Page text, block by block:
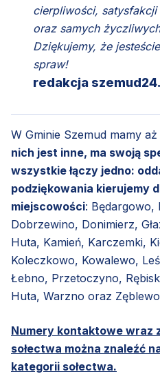
cierpliwości, satysfakcji
oraz samych
Dziękujemy, że
spraw!
redakcja
W Gminie Szemud mamy aż
nich jest inne, ma swoją
wszystkie łączy jedno:
podziękowania kierujemy
miejscowości: Będargowo,
Dobrzewino, Donimierz,
Huta, Kamień, Karczemki,
Koleczkowo, Kowalewo,
Łebno, Przetoczyno,
Huta, Warzno oraz
Numery kontaktowe wraz
sołectwa można znaleźć
kategorii sołectwa.